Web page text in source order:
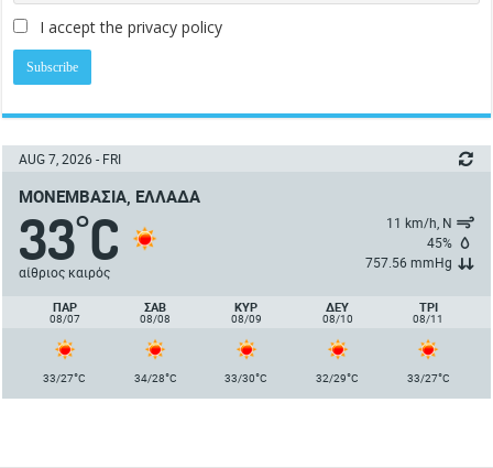
I accept the privacy policy
AUG 7, 2026 - FRI
ΜΟΝΕΜΒΑΣΙΆ, ΕΛΛΆΔΑ
33°C
αίθριος καιρός
11 km/h, Ν
45%
757.56 mmHg
ΠΑΡ
08/07
ΣΑΒ
08/08
ΚΥΡ
08/09
ΔΕΥ
08/10
ΤΡΙ
08/11
33/27°C 34/28°C 33/30°C 32/29°C 33/27°C